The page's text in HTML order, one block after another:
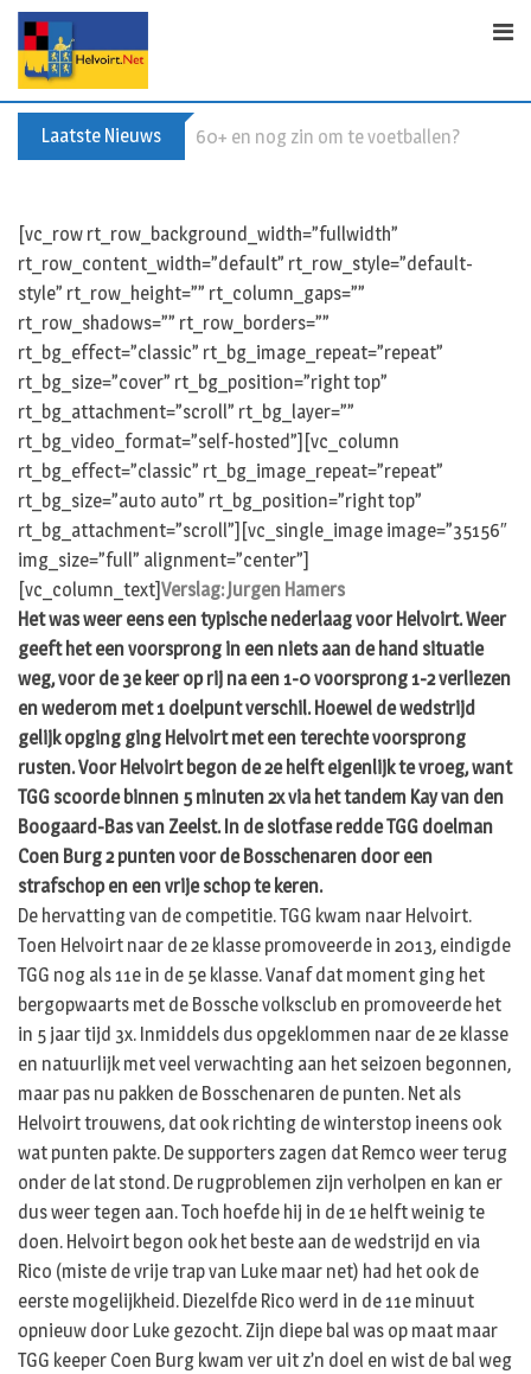
Skip
content
Laatste Nieuws Buxusplanten in brand in Biezenmortel,
[vc_row rt_row_background_width=”fullwidth”
rt_row_content_width=”default” rt_row_style=”default-
style” rt_row_height=”” rt_column_gaps=””
rt_row_shadows=”” rt_row_borders=””
rt_bg_effect=”classic” rt_bg_image_repeat=”repeat”
rt_bg_size=”cover” rt_bg_position=”right top”
rt_bg_attachment=”scroll” rt_bg_layer=””
rt_bg_video_format=”self-hosted”][vc_column
rt_bg_effect=”classic” rt_bg_image_repeat=”repeat”
rt_bg_size=”auto auto” rt_bg_position=”right top”
rt_bg_attachment=”scroll”][vc_single_image image=”35156″
img_size=”full” alignment=”center”]
[vc_column_text]Verslag: Jurgen Hamers
Het was weer eens een typische nederlaag voor Helvoirt. Weer
geeft het een voorsprong in een niets aan de hand situatie
weg, voor de 3e keer op rij na een 1-0 voorsprong 1-2 verliezen
en wederom met 1 doelpunt verschil. Hoewel de wedstrijd
gelijk opging ging Helvoirt met een terechte voorsprong
rusten. Voor Helvoirt begon de 2e helft eigenlijk te vroeg, want
TGG scoorde binnen 5 minuten 2x via het tandem Kay van den
Boogaard-Bas van Zeelst. In de slotfase redde TGG doelman
Coen Burg 2 punten voor de Bosschenaren door een
strafschop en een vrije schop te keren.
De hervatting van de competitie. TGG kwam naar Helvoirt.
Toen Helvoirt naar de 2e klasse promoveerde in 2013, eindigde
TGG nog als 11e in de 5e klasse. Vanaf dat moment ging het
bergopwaarts met de Bossche volksclub en promoveerde het
in 5 jaar tijd 3x. Inmiddels dus opgeklommen naar de 2e klasse
en natuurlijk met veel verwachting aan het seizoen begonnen,
maar pas nu pakken de Bosschenaren de punten. Net als
Helvoirt trouwens, dat ook richting de winterstop ineens ook
wat punten pakte. De supporters zagen dat Remco weer terug
onder de lat stond. De rugproblemen zijn verholpen en kan er
dus weer tegen aan. Toch hoefde hij in de 1e helft weinig te
doen. Helvoirt begon ook het beste aan de wedstrijd en via
Rico (miste de vrije trap van Luke maar net) had het ook de
eerste mogelijkheid. Diezelfde Rico werd in de 11e minuut
opnieuw door Luke gezocht. Zijn diepe bal was op maat maar
TGG keeper Coen Burg kwam ver uit z’n doel en wist de bal weg